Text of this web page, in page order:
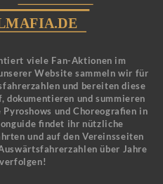
viele Fan-Aktionen im
Website sammeln wir für
und bereiten diese
dokumentieren und summieren
und Choreografien in
findet ihr nützliche
und auf den Vereinsseiten
über Jahre